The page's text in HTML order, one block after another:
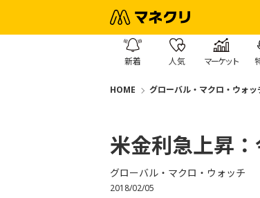
新着 人気 マーケット
HOME グローバル・マクロ・ウォッ
米金利急上昇
グローバル・マクロ・ウォッチ
2018/02/05